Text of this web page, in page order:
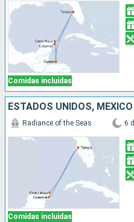
Comidas incluidas
ESTADOS UNIDOS, MÉXICO
Comidas incluidas
Radiance of the Seas 6 d